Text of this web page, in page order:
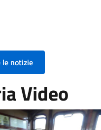
notizie
Video